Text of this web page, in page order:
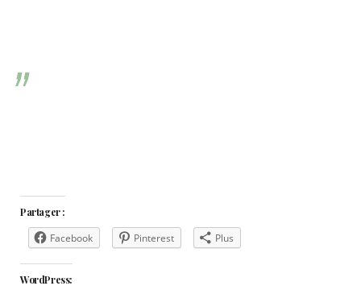
Partager :
Facebook Pinterest Plus
WordPress: